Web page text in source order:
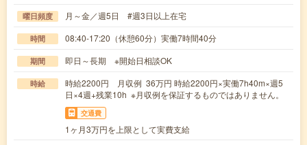
曜日頻度 月～金／週5日 #週3日以上在宅
時間 08:40-17:20（休憩60分）実働7時間40分
期間 即日～長期 ※開始日相談OK
時給
時給2200円 月収例 36万円 時給2200円×実働7h40m×週5
日×4週+残業10h ※月収例を保証するものではありません。
交通費
1ヶ月3万円を上限として実費支給